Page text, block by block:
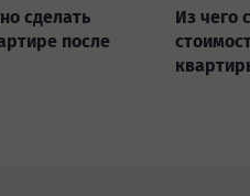
сделать
после
Из чего